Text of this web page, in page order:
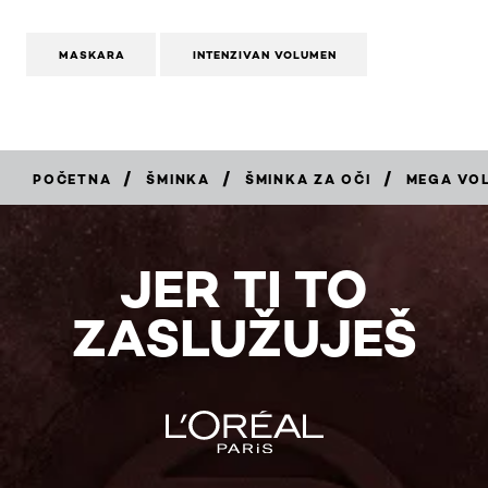
MASKARA INTENZIVAN VOLUMEN
POČETNA / ŠMINKA / ŠMINKA ZA OČI / MEGA
KUPI
JER TI TO
ZASLUŽUJEŠ